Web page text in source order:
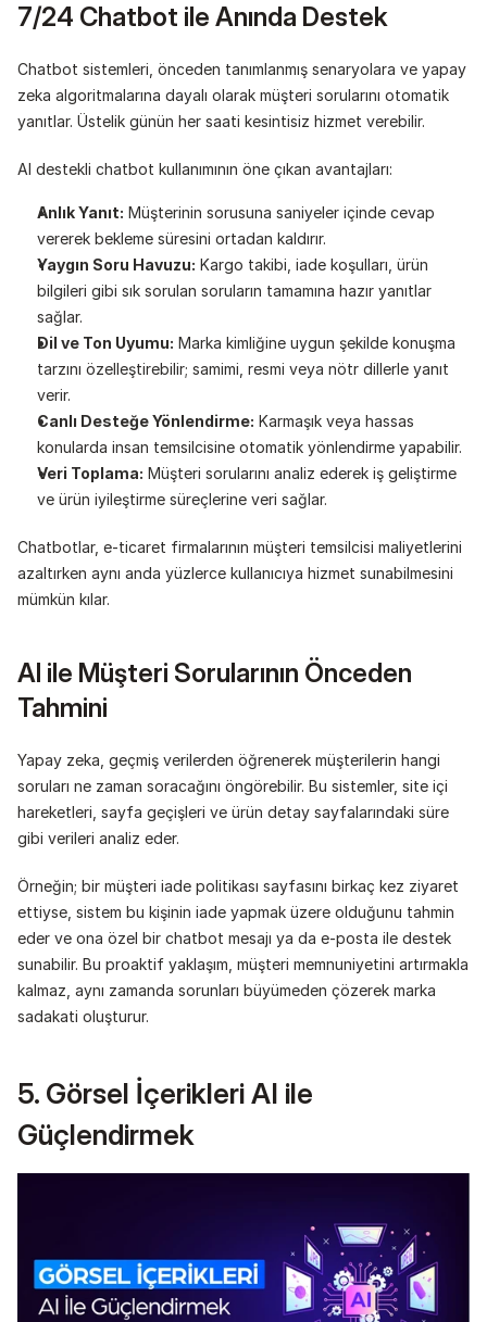
7/24 Chatbot ile Anında Destek
Chatbot sistemleri, önceden tanımlanmış senaryolara ve yapay
zeka algoritmalarına dayalı olarak müşteri sorularını otomatik
yanıtlar. Üstelik günün her saati kesintisiz hizmet verebilir.
AI destekli chatbot kullanımının öne çıkan avantajları:
Anlık Yanıt: Müşterinin sorusuna saniyeler içinde cevap
vererek bekleme süresini ortadan kaldırır.
Yaygın Soru Havuzu: Kargo takibi, iade koşulları, ürün
bilgileri gibi sık sorulan soruların tamamına hazır yanıtlar
sağlar.
Dil ve Ton Uyumu: Marka kimliğine uygun şekilde konuşma
tarzını özelleştirebilir; samimi, resmi veya nötr dillerle yanıt
verir.
Canlı Desteğe Yönlendirme: Karmaşık veya hassas
konularda insan temsilcisine otomatik yönlendirme yapabilir.
Veri Toplama: Müşteri sorularını analiz ederek iş geliştirme
ve ürün iyileştirme süreçlerine veri sağlar.
Chatbotlar, e-ticaret firmalarının müşteri temsilcisi maliyetlerini
azaltırken aynı anda yüzlerce kullanıcıya hizmet sunabilmesini
mümkün kılar.
AI ile Müşteri Sorularının Önceden
Tahmini
Yapay zeka, geçmiş verilerden öğrenerek müşterilerin hangi
soruları ne zaman soracağını öngörebilir. Bu sistemler, site içi
hareketleri, sayfa geçişleri ve ürün detay sayfalarındaki süre
gibi verileri analiz eder.
Örneğin; bir müşteri iade politikası sayfasını birkaç kez ziyaret
ettiyse, sistem bu kişinin iade yapmak üzere olduğunu tahmin
eder ve ona özel bir chatbot mesajı ya da e-posta ile destek
sunabilir. Bu proaktif yaklaşım, müşteri memnuniyetini artırmakla
kalmaz, aynı zamanda sorunları büyümeden çözerek marka
sadakati oluşturur.
5. Görsel İçerikleri AI ile
Güçlendirmek